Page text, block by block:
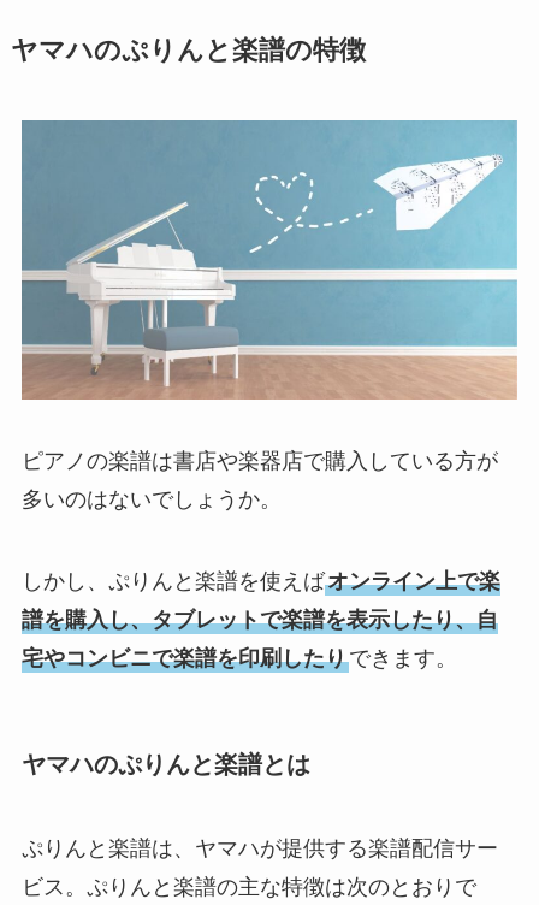
ヤマハのぷりんと楽譜の特徴
ピアノの楽譜は書店や楽器店で購入している方が
多いのはないでしょうか。
しかし、ぷりんと楽譜を使えばオンライン上で楽
譜を購入し、タブレットで楽譜を表示したり、自
宅やコンビニで楽譜を印刷したりできます。
ヤマハのぷりんと楽譜とは
ぷりんと楽譜は、ヤマハが提供する楽譜配信サー
ビス。ぷりんと楽譜の主な特徴は次のとおりで